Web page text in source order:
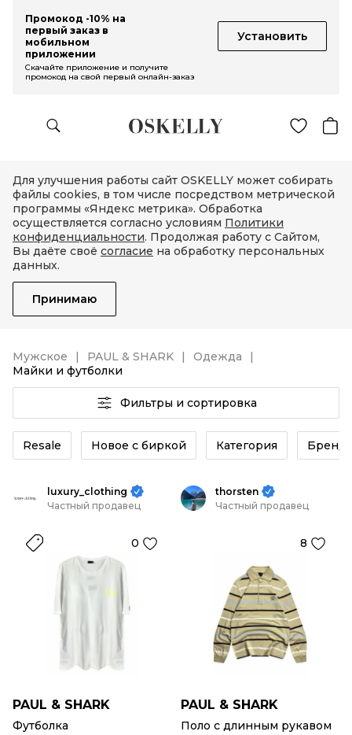
Промокод -10% на
первый заказ в
мобильном
приложении
Установить
Скачайте приложение и получите
промокод на свой первый онлайн-заказ
Для улучшения работы сайт OSKELLY может собирать
файлы cookies, в том числе посредством метрической
программы «Яндекс метрика». Обработка
осуществляется согласно условиям Политики
конфиденциальности. Продолжая работу с Сайтом,
Вы даёте своё согласие на обработку персональных
данных.
Принимаю
Мужское PAUL & SHARK
Одежда
Майки и футболки
Фильтры и сортировка
Resale Новое с биркой Категория Бренд
luxury_clothing
Частный продавец
0
PAUL & SHARK
Футболка
thorsten
Частный продавец
8
PAUL & SHARK
Поло с длинным рукавом